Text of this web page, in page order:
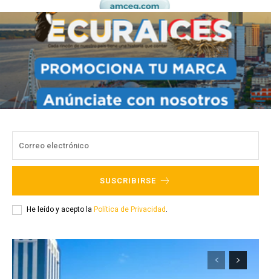
SUSCRIBIRSE
He leído y acepto la Política de Privacidad .